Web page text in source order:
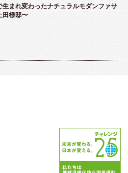
生まれ変わったナチュラルモダンファサ
田様邸〜